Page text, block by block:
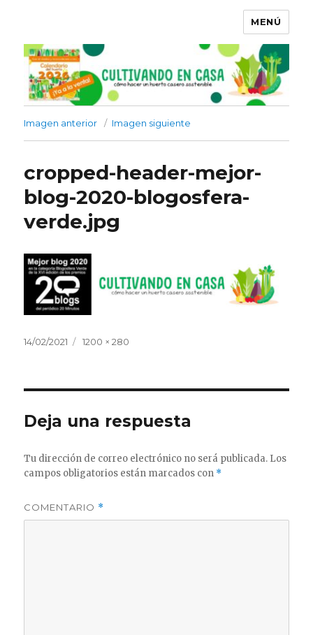
MENÚ
Imagen anterior Imagen siguiente
cropped-header-mejor-
blog-2020-blogosfera-
verde.jpg
Publicado
14/02/2021
Tamaño
1200 × 280
Deja una respuesta
Tu dirección de correo electrónico no será publicada. Los
campos obligatorios están marcados con *
COMENTARIO *